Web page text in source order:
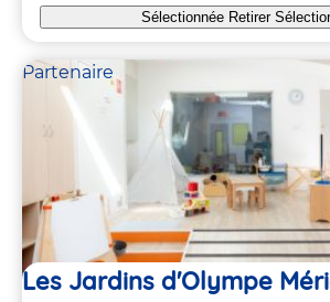
Sélectionnée Retirer
Partenaire
Les Jardins d'Olympe